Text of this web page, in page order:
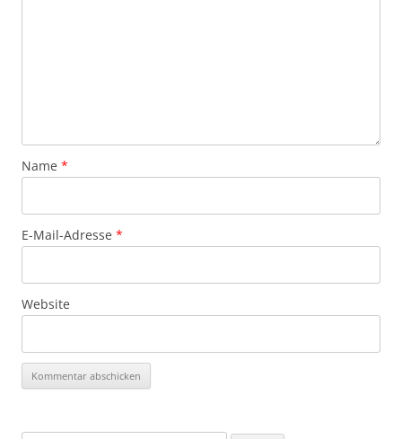
Name *
E-Mail-Adresse *
Website